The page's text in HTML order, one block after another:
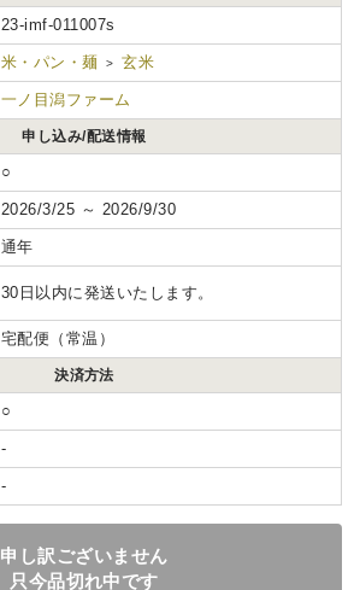
23-imf-011007s
米・パン・麺 > 玄米
一ノ目潟ファーム
申し込み/配送情報
○
2026/3/25 ～ 2026/9/30
通年
30日以内に発送いたします。
宅配便（常温）
決済方法
○
-
-
申し訳ございません
只今品切れ中です